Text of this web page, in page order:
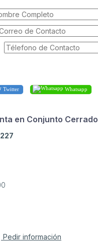
Twitter Whatsapp
en Conjunto Cerrado
Pedir información